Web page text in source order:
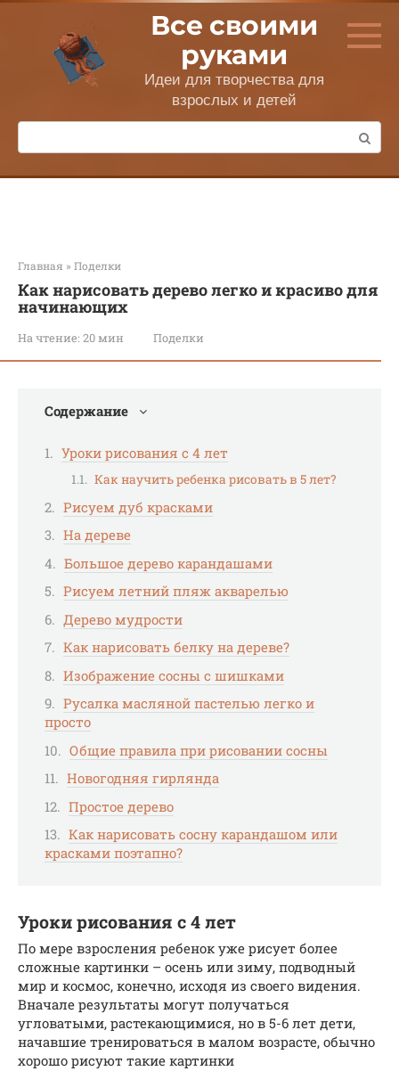
Перейти
контенту
Все своими
руками
Идеи для творчества для
взрослых и детей
Поиск:
Главная » Поделки
Как нарисовать дерево легко и красиво для
начинающих
На чтение: 20 мин Поделки
Содержание
Уроки рисования с 4 лет
Как научить ребенка рисовать в 5 лет?
Рисуем дуб красками
На дереве
Большое дерево карандашами
Рисуем летний пляж акварелью
Дерево мудрости
Как нарисовать белку на дереве?
Изображение сосны с шишками
Русалка масляной пастелью легко и
просто
Общие правила при рисовании сосны
Новогодняя гирлянда
Простое дерево
Как нарисовать сосну карандашом или
красками поэтапно?
Уроки рисования с 4 лет
По мере взросления ребенок уже рисует более
сложные картинки – осень или зиму, подводный
мир и космос, конечно, исходя из своего видения.
Вначале результаты могут получаться
угловатыми, растекающимися, но в 5-6 лет дети,
начавшие тренироваться в малом возрасте, обычно
хорошо рисуют такие картинки